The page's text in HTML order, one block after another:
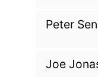
Peter
Joe